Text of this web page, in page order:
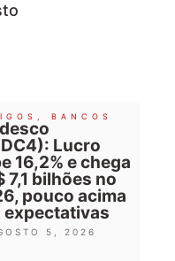
, BANCOS
Lucro
16,2% e chega
7,1 bilhões no
pouco acima
expectativas
5, 2026